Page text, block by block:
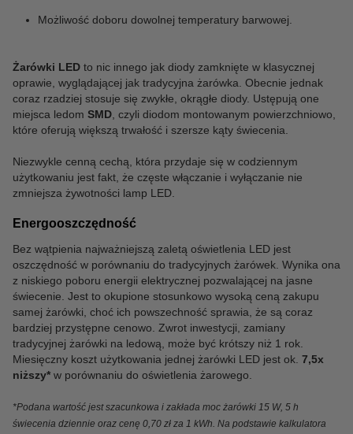
Możliwość doboru dowolnej temperatury barwowej.
Żarówki LED to nic innego jak diody zamknięte w klasycznej
oprawie, wyglądającej jak tradycyjna żarówka. Obecnie jednak
coraz rzadziej stosuje się zwykłe, okrągłe diody. Ustępują one
miejsca ledom SMD, czyli diodom montowanym powierzchniowo,
które oferują większą trwałość i szersze kąty świecenia.
Niezwykle cenną cechą, która przydaje się w codziennym
użytkowaniu jest fakt, że częste włączanie i wyłączanie nie
zmniejsza żywotności lamp LED.
Energooszczędność
Bez wątpienia najważniejszą zaletą oświetlenia LED jest
oszczędność w porównaniu do tradycyjnych żarówek. Wynika ona
z niskiego poboru energii elektrycznej pozwalającej na jasne
świecenie. Jest to okupione stosunkowo wysoką ceną zakupu
samej żarówki, choć ich powszechność sprawia, że są coraz
bardziej przystępne cenowo. Zwrot inwestycji, zamiany
tradycyjnej żarówki na ledową, może być krótszy niż 1 rok.
Miesięczny koszt użytkowania jednej żarówki LED jest ok. 7,5x
niższy* w porównaniu do oświetlenia żarowego.
*Podana wartość jest szacunkowa i zakłada moc żarówki 15 W, 5 h
świecenia dziennie oraz cenę 0,70 zł za 1 kWh. Na podstawie kalkulatora